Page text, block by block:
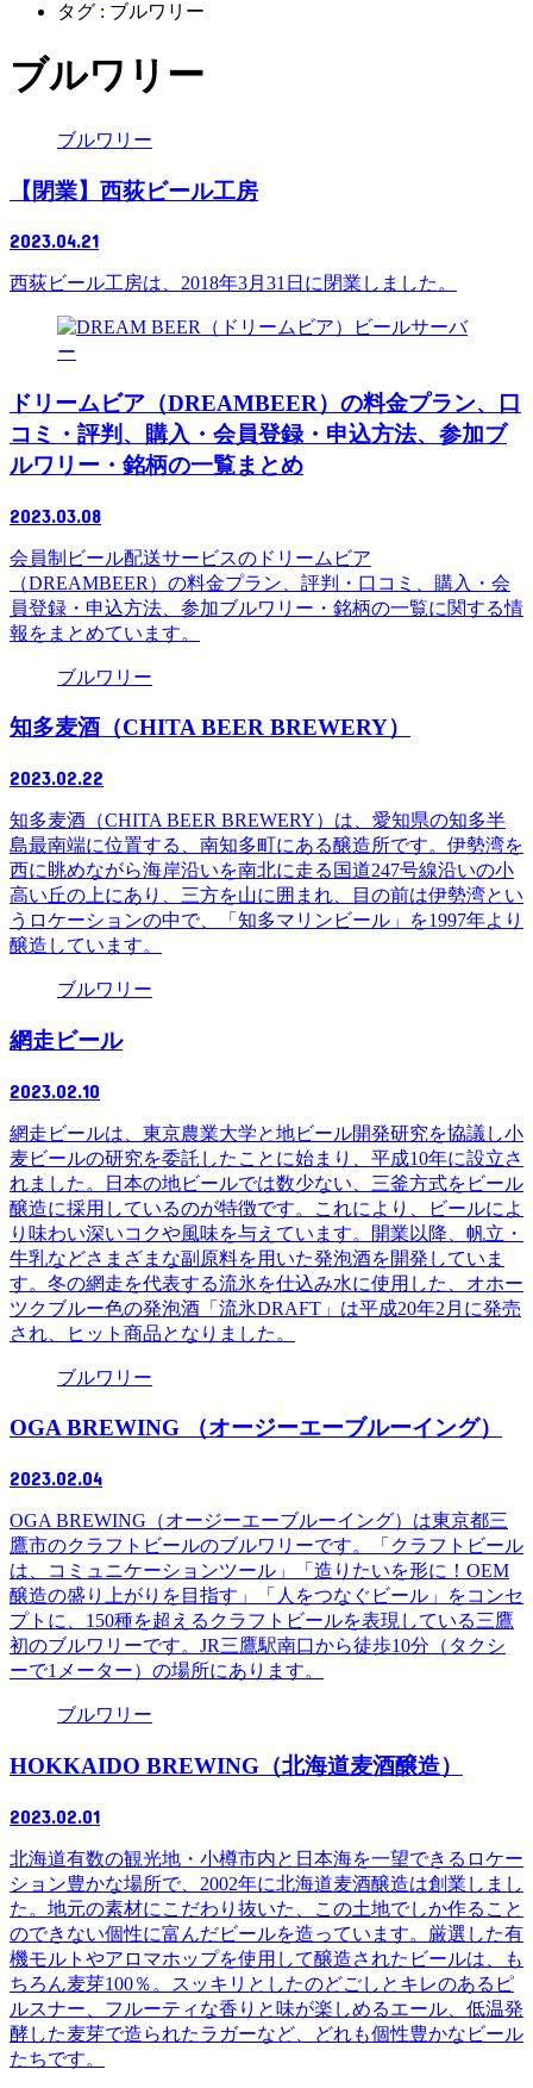
タグ : ブルワリー
ブルワリー
ブルワリー
【閉業】西荻ビール工房
2023.04.21
西荻ビール工房は、2018年3月31日に閉業しました。
ビールサーバ
ー
ドリームビア（DREAMBEER）の料金プラン、口
コミ・評判、購入・会員登録・申込方法、参加ブ
ルワリー・銘柄の一覧まとめ
2023.03.08
会員制ビール配送サービスのドリームビア
（DREAMBEER）の料金プラン、評判・口コミ、購入・会
員登録・申込方法、参加ブルワリー・銘柄の一覧に関する情
報をまとめています。
ブルワリー
知多麦酒（CHITA BEER BREWERY）
2023.02.22
知多麦酒（CHITA BEER BREWERY）は、愛知県の知多半
島最南端に位置する、南知多町にある醸造所です。伊勢湾を
西に眺めながら海岸沿いを南北に走る国道247号線沿いの小
高い丘の上にあり、三方を山に囲まれ、目の前は伊勢湾とい
うロケーションの中で、「知多マリンビール」を1997年より
醸造しています。
ブルワリー
網走ビール
2023.02.10
網走ビールは、東京農業大学と地ビール開発研究を協議し小
麦ビールの研究を委託したことに始まり、平成10年に設立さ
れました。日本の地ビールでは数少ない、三釜方式をビール
醸造に採用しているのが特徴です。これにより、ビールによ
り味わい深いコクや風味を与えています。開業以降、帆立・
牛乳などさまざまな副原料を用いた発泡酒を開発していま
す。冬の網走を代表する流氷を仕込み水に使用した、オホー
ツクブルー色の発泡酒「流氷DRAFT」は平成20年2月に発売
され、ヒット商品となりました。
ブルワリー
OGA BREWING （オージーエーブルーイング）
2023.02.04
OGA BREWING（オージーエーブルーイング）は東京都三
鷹市のクラフトビールのブルワリーです。「クラフトビール
は、コミュニケーションツール」「造りたいを形に！OEM
醸造の盛り上がりを目指す」「人をつなぐビール」をコンセ
プトに、150種を超えるクラフトビールを表現している三鷹
初のブルワリーです。JR三鷹駅南口から徒歩10分（タクシ
ーで1メーター）の場所にあります。
ブルワリー
HOKKAIDO BREWING（北海道麦酒醸造）
2023.02.01
北海道有数の観光地・小樽市内と日本海を一望できるロケー
ション豊かな場所で、2002年に北海道麦酒醸造は創業しまし
た。地元の素材にこだわり抜いた、この土地でしか作ること
のできない個性に富んだビールを造っています。厳選した有
機モルトやアロマホップを使用して醸造されたビールは、も
ちろん麦芽100％。スッキリとしたのどごしとキレのあるピ
ルスナー、フルーティな香りと味が楽しめるエール、低温発
酵した麦芽で造られたラガーなど、どれも個性豊かなビール
たちです。